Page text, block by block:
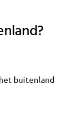
buitenland